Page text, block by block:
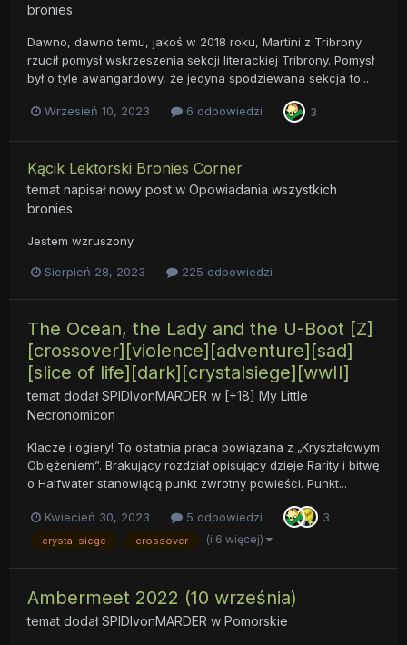
bronies
Dawno, dawno temu, jakoś w 2018 roku, Martini z Tribrony
rzucił pomysł wskrzeszenia sekcji literackiej Tribrony. Pomysł
był o tyle awangardowy, że jedyna spodziewana sekcja to...
Wrzesień 10, 2023 6 odpowiedzi 3
Kącik Lektorski Bronies Corner
temat napisał nowy post w Opowiadania wszystkich
bronies
Jestem wzruszony
Sierpień 28, 2023 225 odpowiedzi
The Ocean, the Lady and the U-Boot [Z]
[crossover][violence][adventure][sad]
[slice of life][dark][crystalsiege][wwII]
temat dodałSPIDIvonMARDER w [+18] My Little
Necronomicon
Klacze i ogiery! To ostatnia praca powiązana z „Kryształowym
Oblężeniem”. Brakujący rozdział opisujący dzieje Rarity i bitwę
o Halfwater stanowiącą punkt zwrotny powieści. Punkt...
Kwiecień 30, 2023 5 odpowiedzi 3
crystal siege crossover (i 6 więcej)
Ambermeet 2022 (10 września)
temat dodałSPIDIvonMARDER w Pomorskie